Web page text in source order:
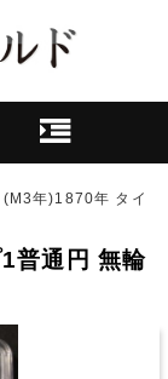
(M3年)1870年 タイ
普通円 無輪